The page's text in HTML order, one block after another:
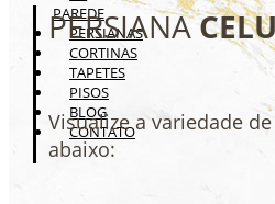
PAREDE
PERSIANAS
CORTINAS
TAPETES
PISOS
BLOG
CONTATO
PERSIANA
Visualize a variedade de
abaixo: